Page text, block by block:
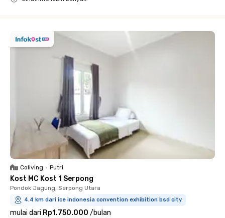
Coliving • Putri
Kost MC Kost 1 Serpong
Pondok Jagung, Serpong Utara
4.4 km dari ice indonesia convention exhibition bsd city
mulai dari Rp1.750.000 /bulan